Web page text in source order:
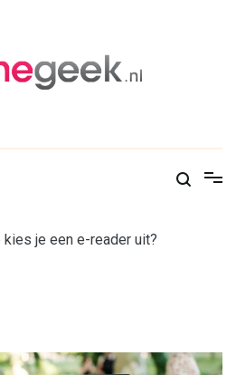
kies je een e-reader uit?